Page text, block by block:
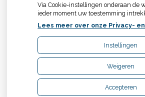
Privacy verklaring| Cookie-
Via Cookie-instellingen onderaan de
ieder moment uw toestemming
Lees meer over onze Privacy-
Instellingen
Weigeren
Accepteren